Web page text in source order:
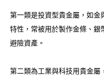
第一類是投資型貴金屬，如金
特性，常被用於製作金條、銀
避險資產。
第二類為工業與科技用貴金屬